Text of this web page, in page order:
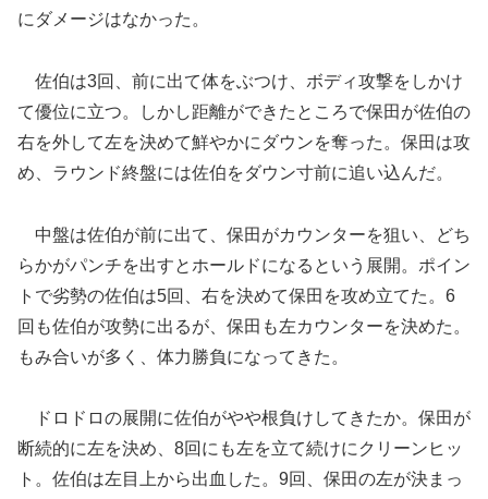
にダメージはなかった。
佐伯は3回、前に出て体をぶつけ、ボディ攻撃をしかけ
て優位に立つ。しかし距離ができたところで保田が佐伯の
右を外して左を決めて鮮やかにダウンを奪った。保田は攻
め、ラウンド終盤には佐伯をダウン寸前に追い込んだ。
中盤は佐伯が前に出て、保田がカウンターを狙い、どち
らかがパンチを出すとホールドになるという展開。ポイン
トで劣勢の佐伯は5回、右を決めて保田を攻め立てた。6
回も佐伯が攻勢に出るが、保田も左カウンターを決めた。
もみ合いが多く、体力勝負になってきた。
ドロドロの展開に佐伯がやや根負けしてきたか。保田が
断続的に左を決め、8回にも左を立て続けにクリーンヒッ
ト。佐伯は左目上から出血した。9回、保田の左が決まっ